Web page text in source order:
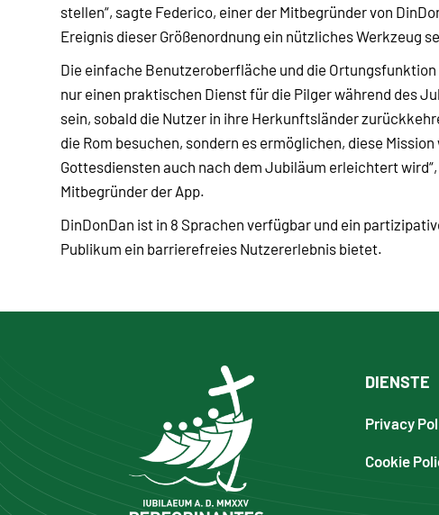
stellen“, sagte Federico, einer der Mitbegründer von
Ereignis dieser Größenordnung ein nützliches Werkzeug
Die einfache Benutzeroberfläche und die
nur einen praktischen Dienst für die Pilger während des
sein, sobald die Nutzer in ihre Herkunftsländer
die Rom besuchen, sondern es ermöglichen, diese
Gottesdiensten auch nach dem Jubiläum erleichtert
Mitbegründer der App.
DinDonDan ist in 8 Sprachen verfügbar und ein
Publikum ein barrierefreies Nutzererlebnis bietet.
DIENSTE
Privacy
Cookie